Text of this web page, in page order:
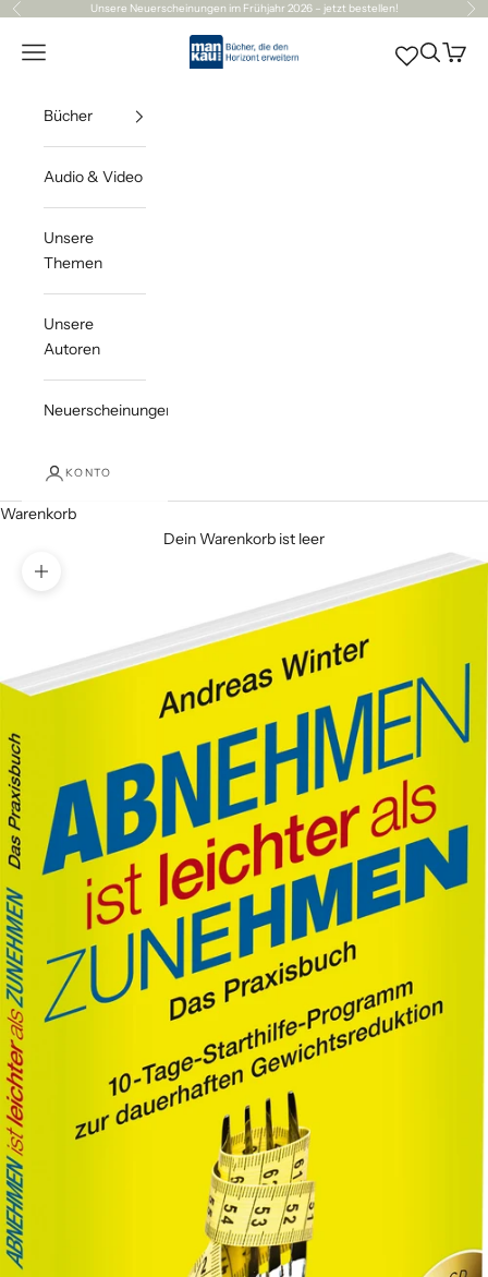
Zum Inhalt springen
Zurück Unsere Neuerscheinungen im Frühjahr 2026 – jetzt bestellen! Vor
Mankau Verlag
Navigationsmenü öffnen Suche
Bücher
Audio & Video
Unsere
Themen
Unsere
Autoren
Neuerscheinungen
KONTO
Warenkorb
Dein Warenkorb ist leer
Bild vergrößern